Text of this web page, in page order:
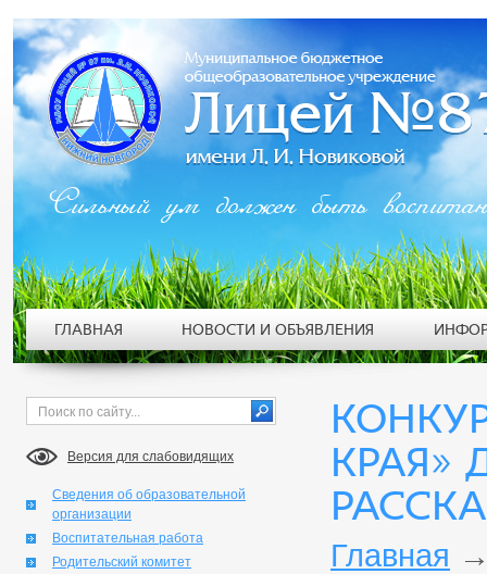
Версия для слабовидящих
Сведения об образовательной
организации
Воспитательная работа
Родительский комитет
КРАЯ»
Главная
Сильный ум должен быть
ГЛАВНАЯ НОВОСТИ И ОБЪЯВЛЕНИЯ